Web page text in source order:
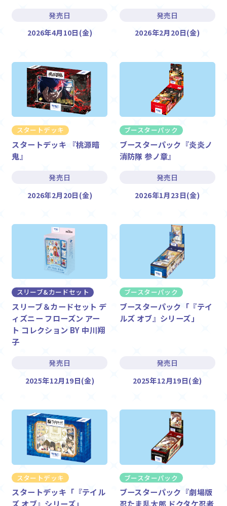
発売日
2026年4月10日(金)
発売日
2026年2月20日(金)
スタートデッキ
スタートデッキ 『桃源暗
鬼』
発売日
2026年2月20日(金)
ブースターパック
ブースターパック『炎炎ノ
消防隊 参ノ章』
発売日
2026年1月23日(金)
スリーブ&カードセット
スリーブ＆カードセット デ
ィズニー フローズン アー
ト コレクション BY 中川翔
子
発売日
2025年12月19日(金)
ブースターパック
ブースターパック「『テイ
ルズ オブ』シリーズ」
発売日
2025年12月19日(金)
スタートデッキ
スタートデッキ「『テイル
ズ オブ』シリーズ」
ブースターパック
ブースターパック『劇場版
忍たま乱太郎 ドクタケ忍者